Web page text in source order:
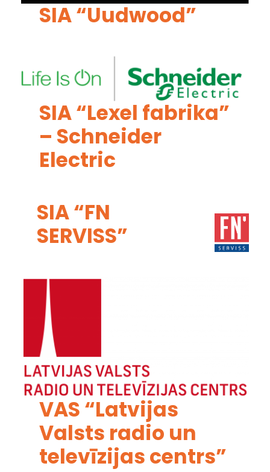
SIA “Uudwood”
SIA “Lexel fabrika”
– Schneider
Electric
SIA “FN
SERVISS”
VAS “Latvijas
Valsts radio un
televīzijas centrs”